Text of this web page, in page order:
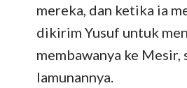
mereka, dan ketika ia
dikirim Yusuf untuk
membawanya ke Mesir,
lamunannya.